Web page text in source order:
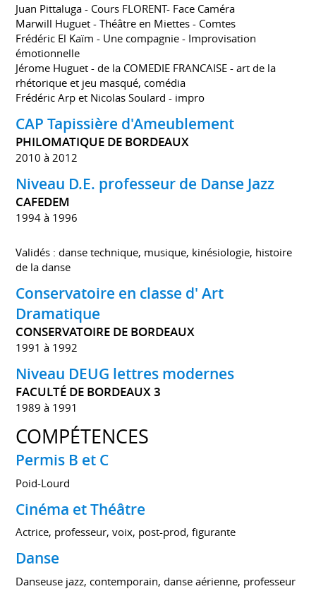
Juan Pittaluga - Cours FLORENT- Face Caméra
Marwill Huguet - Théâtre en Miettes - Comtes
Frédéric El Kaïm - Une compagnie - Improvisation
émotionnelle
Jérome Huguet - de la COMEDIE FRANCAISE - art de la
rhétorique et jeu masqué, comédia
Frédéric Arp et Nicolas Soulard - impro
CAP Tapissière d'Ameublement
PHILOMATIQUE DE BORDEAUX
2010 à 2012
Niveau D.E. professeur de Danse Jazz
CAFEDEM
1994 à 1996
Validés : danse technique, musique, kinésiologie, histoire
de la danse
Conservatoire en classe d' Art
Dramatique
CONSERVATOIRE DE BORDEAUX
1991 à 1992
Niveau DEUG lettres modernes
FACULTÉ DE BORDEAUX 3
1989 à 1991
COMPÉTENCES
Permis B et C
Poid-Lourd
Cinéma et Théâtre
Actrice, professeur, voix, post-prod, figurante
Danse
Danseuse jazz, contemporain, danse aérienne, professeur